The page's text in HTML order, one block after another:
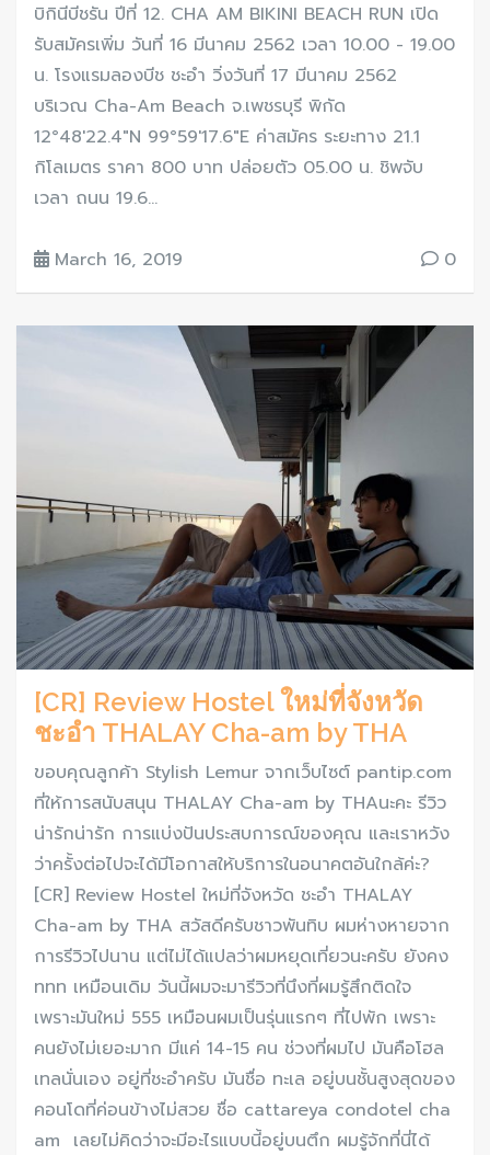
บิกินีบีชรัน ปีที่ 12. CHA AM BIKINI BEACH RUN เปิด
รับสมัครเพิ่ม วันที่ 16 มีนาคม 2562 เวลา 10.00 - 19.00
น. โรงแรมลองบีช ชะอำ วิ่งวันที่ 17 มีนาคม 2562
บริเวณ Cha-Am Beach จ.เพชรบุรี พิกัด
12°48'22.4"N 99°59'17.6"E ค่าสมัคร ระยะทาง 21.1
กิโลเมตร ราคา 800 บาท ปล่อยตัว 05.00 น. ชิพจับ
เวลา ถนน 19.6...
March 16, 2019 0
[CR] Review Hostel ใหม่ที่จังหวัด
ชะอำ THALAY Cha-am by THA
ขอบคุณลูกค้า Stylish Lemur จากเว็บไซต์ pantip.com
ที่ให้การสนับสนุน THALAY Cha-am by THAนะคะ รีวิว
น่ารักน่ารัก การแบ่งปันประสบการณ์ของคุณ และเราหวัง
ว่าครั้งต่อไปจะได้มีโอกาสให้บริการในอนาคตอันใกล้ค่ะ?
[CR] Review Hostel ใหม่ที่จังหวัด ชะอำ THALAY
Cha-am by THA สวัสดีครับชาวพันทิบ ผมห่างหายจาก
การรีวิวไปนาน แต่ไม่ได้แปลว่าผมหยุดเที่ยวนะครับ ยังคง
ททท เหมือนเดิม วันนี้ผมจะมารีวิวที่นึงที่ผมรู้สึกติดใจ
เพราะมันใหม่ 555 เหมือนผมเป็นรุ่นแรกๆ ที่ไปพัก เพราะ
คนยังไม่เยอะมาก มีแค่ 14-15 คน ช่วงที่ผมไป มันคือโฮล
เทลนั่นเอง อยู่ที่ชะอำครับ มันชื่อ ทะเล อยู่บนชั้นสูงสุดของ
คอนโดที่ค่อนข้างไม่สวย ชื่อ cattareya condotel cha
am เลยไม่คิดว่าจะมีอะไรแบบนี้อยู่บนตึก ผมรู้จักที่นี่ได้